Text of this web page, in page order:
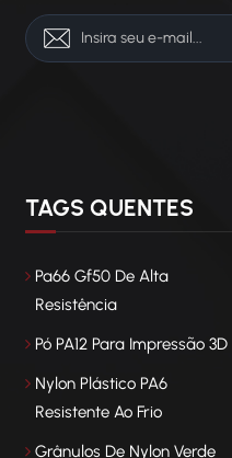
TAGS QUENTES
Pa66 Gf50 De Alta
Resistência
Pó PA12 Para Impressão 3D
Nylon Plástico PA6
Resistente Ao Frio
Grânulos De Nylon Verde